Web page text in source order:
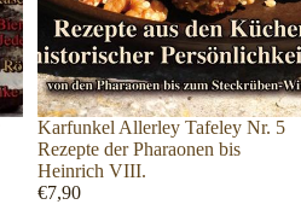
Karfunkel Allerley Tafeley Nr. 5
Rezepte der Pharaonen bis
Heinrich VIII.
€7,90